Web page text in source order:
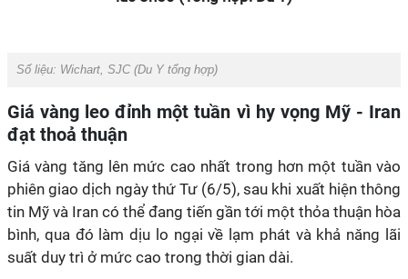
Số liệu: Wichart, SJC (Du Y tổng hợp)
Giá vàng leo đỉnh một tuần vì hy vọng Mỹ - Iran
đạt thoả thuận
Giá vàng tăng lên mức cao nhất trong hơn một tuần vào
phiên giao dịch ngày thứ Tư (6/5), sau khi xuất hiện thông
tin Mỹ và Iran có thể đang tiến gần tới một thỏa thuận hòa
bình, qua đó làm dịu lo ngại về lạm phát và khả năng lãi
suất duy trì ở mức cao trong thời gian dài.